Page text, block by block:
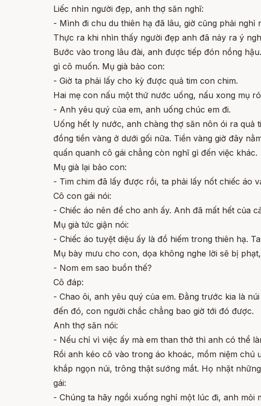
Liếc nhìn người đẹp, anh thợ săn nghĩ:
- Mình đi chu du thiên hạ đã lâu, giờ cũng phải nghỉ
Thực ra khi nhìn thấy người đẹp anh đã nảy ra ý
Bước vào trong lâu đài, anh được tiếp đón nồng
gì cô muốn. Mụ già bảo con:
- Giờ ta phải lấy cho kỳ được quả tim con chim.
Hai mẹ con nấu một thứ nước uống, nấu xong mụ
- Anh yêu quý của em, anh uống chúc em đi.
Uống hết ly nước, anh chàng thợ săn nôn ói ra quả
đồng tiền vàng ở dưới gối nữa. Tiền vàng giờ đây
quấn quanh cô gái chẳng còn nghĩ gì đến việc khác.
Mụ già lại bảo con:
- Tim chim đã lấy được rồi, ta phải lấy nốt chiếc áo
Cô con gái nói:
- Chiếc áo nên để cho anh ấy. Anh đã mất hết của
Mụ già tức giận nói:
- Chiếc áo tuyệt diệu ấy là đồ hiếm trong thiên hạ.
Mụ bày mưu cho con, dọa không nghe lời sẽ bị
- Nom em sao buồn thế?
Cô đáp:
- Chao ôi, anh yêu quý của em. Đằng trước kia là
đến đó, con người chắc chẳng bao giờ tới đó được.
Anh thợ săn nói:
- Nếu chỉ vì việc ấy mà em than thở thì anh có thể
Rồi anh kéo cô vào trong áo khoác, mồm niệm
khắp ngọn núi, trông thật sướng mắt. Họ nhặt
gái:
- Chúng ta hãy ngồi xuống nghỉ một lúc đi, anh mỏi